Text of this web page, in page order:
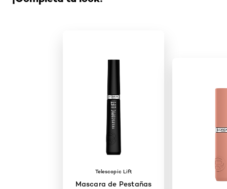
Telescopic Lift
Mascara de Pestañas